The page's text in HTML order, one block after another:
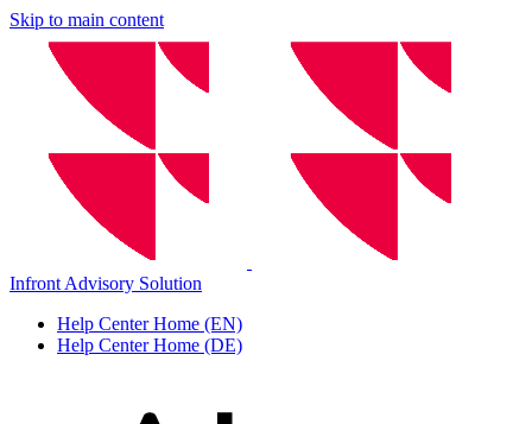
Skip to main content
Infront Advisory Solution
Help Center Home (EN)
Help Center Home (DE)